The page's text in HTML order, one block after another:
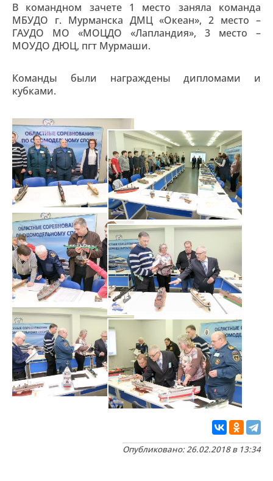
В командном зачете 1 место заняла команда
МБУДО г. Мурманска ДМЦ «Океан», 2 место –
ГАУДО МО «МОЦДО «Лапландия», 3 место –
МОУДО ДЮЦ, пгт Мурмаши.
Команды были награждены дипломами и
кубками.
Опубликовано: 26.02.2018 в 13:34